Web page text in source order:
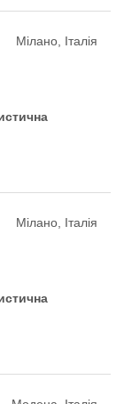
Мілано, Італія
Мілано, Італія